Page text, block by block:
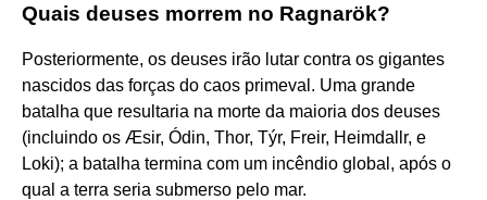
Quais deuses morrem no Ragnarök?
Posteriormente, os deuses irão lutar contra os gigantes
nascidos das forças do caos primeval. Uma grande
batalha que resultaria na morte da maioria dos deuses
(incluindo os Æsir, Ódin, Thor, Týr, Freir, Heimdallr, e
Loki); a batalha termina com um incêndio global, após o
qual a terra seria submerso pelo mar.